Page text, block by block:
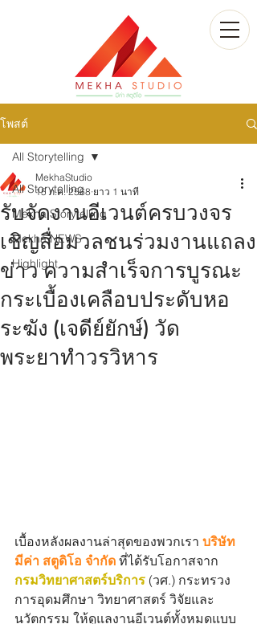
โพสต์
All Storytelling
Mekha Storytelling
Mekha NEWS
Highlight
All Storytelling
รับจัดงานอีเวนต์ครบวงจร
เชิญสื่อมวลชนร่วมงานแถลง
ข่าว ความสำเร็จการบูรณะ
กระเบื้องเคลือบประดับหอ
ระฆัง (เจดีย์ยักษ์) วัด
พระยาทำวรวิหาร
MekhaStudio
15 ก.ค. 2568 ยาว 1 นาที
เบื้องหลังผลงานล่าสุดของพวกเรา บริษัท
มีค่า สตูดิโอ จำกัด ที่ได้รับโอกาสจาก
กรมวิทยาศาสตร์บริการ (วศ.) กระทรวง
การอุดมศึกษา วิทยาศาสตร์ วิจัยและ
นวัตกรรม ให้ดูแลงานอีเวนต์ทั้งหมดแบบ